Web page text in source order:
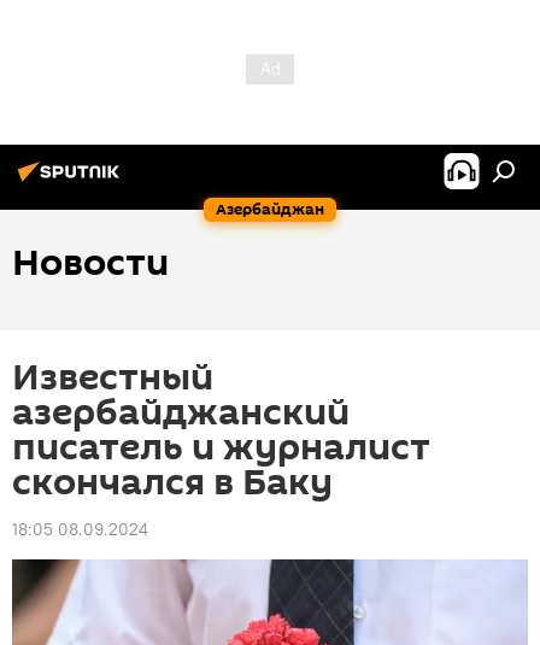
Азербайджан
Новости
Известный
азербайджанский
писатель и журналист
скончался в Баку
18:05 08.09.2024